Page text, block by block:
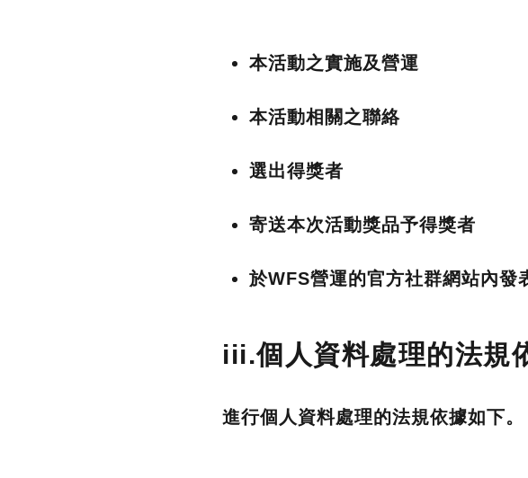
本活動之實施及營運
本活動相關之聯絡
選出得獎者
寄送本次活動獎品予得獎者
於WFS營運的官方社群網站內
iii.個人資料處理的法規
進行個人資料處理的法規依據如下。